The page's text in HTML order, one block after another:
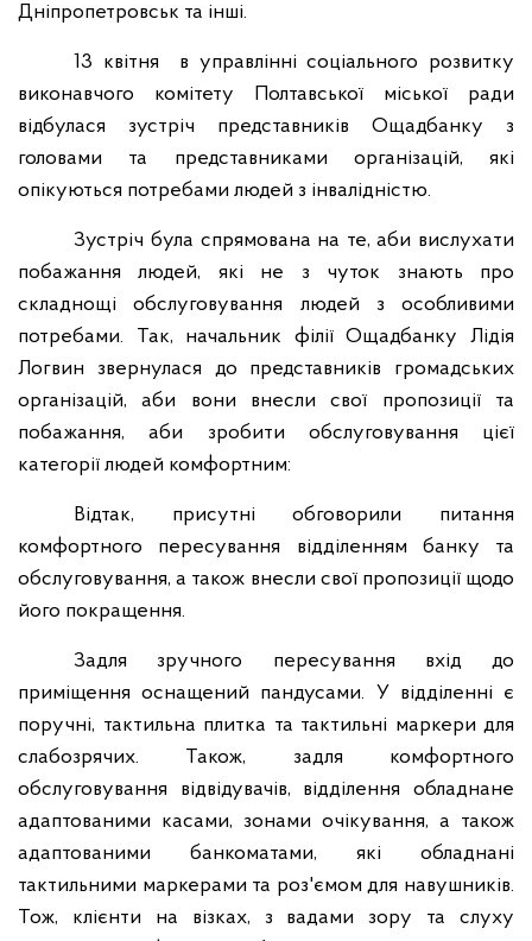
Дніпропетровськ та інші.
13 квітня
в управлінні соціального розвитку
виконавчого комітету Полтавської міської ради
відбулася зустріч представників Ощадбанку з
головами та представниками організацій, які
опікуються потребами людей з інвалідністю.
Зустріч була спрямована на те, аби вислухати
побажання людей, які не з чуток знають про
складнощі обслуговування людей з особливими
потребами. Так, начальник філії Ощадбанку Лідія
Логвин звернулася до представників громадських
організацій, аби вони внесли свої пропозиції та
побажання, аби зробити обслуговування цієї
категорії людей комфортним:
Відтак, присутні обговорили питання
комфортного пересування відділенням банку та
обслуговування, а також внесли свої пропозиції щодо
його покращення.
Задля зручного пересування вхід до
приміщення оснащений пандусами. У відділенні є
поручні, тактильна плитка та тактильні маркери для
слабозрячих. Також, задля комфортного
обслуговування відвідувачів, відділення обладнане
адаптованими касами, зонами очікування, а також
адаптованими банкоматами, які обладнані
тактильними маркерами та роз'ємом для навушників.
Тож, клієнти на візках, з вадами зору та слуху